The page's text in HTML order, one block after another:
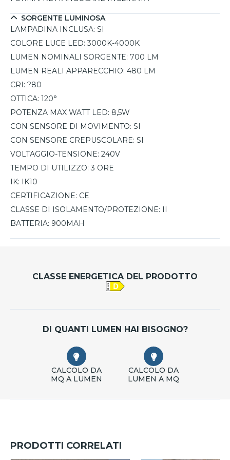
900mAh, garantisce fino a 3 ore di funzionamento in
emergenza. Il grado di protezione IP66 e la struttura
resistente assicurano prestazioni affidabili nel tempo
anche in ambienti esterni esposti.
SORGENTE LUMINOSA
LAMPADINA INCLUSA: SI
COLORE LUCE LED: 3000K-4000K
LUMEN NOMINALI SORGENTE: 700 LM
LUMEN REALI APPARECCHIO: 480 LM
CRI: ?80
OTTICA: 120°
POTENZA MAX WATT LED: 8,5W
CON SENSORE DI MOVIMENTO: SI
CON SENSORE CREPUSCOLARE: SI
VOLTAGGIO-TENSIONE: 240V
TEMPO DI UTILIZZO: 3 ORE
IK: IK10
CERTIFICAZIONE: CE
CLASSE DI ISOLAMENTO/PROTEZIONE: II
BATTERIA: 900MAH
CLASSE ENERGETICA DEL PRODOTTO
DI QUANTI LUMEN HAI BISOGNO?
CALCOLO DA
MQ A LUMEN
CALCOLO DA
LUMEN A MQ
PRODOTTI CORRELATI